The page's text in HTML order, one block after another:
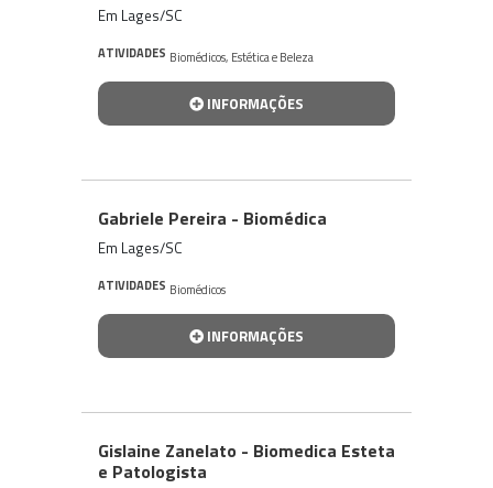
Em Lages/SC
ATIVIDADES Biomédicos, Estética e Beleza
INFORMAÇÕES
Gabriele Pereira - Biomédica
Em Lages/SC
ATIVIDADES Biomédicos
INFORMAÇÕES
Gislaine Zanelato - Biomedica Esteta
e Patologista